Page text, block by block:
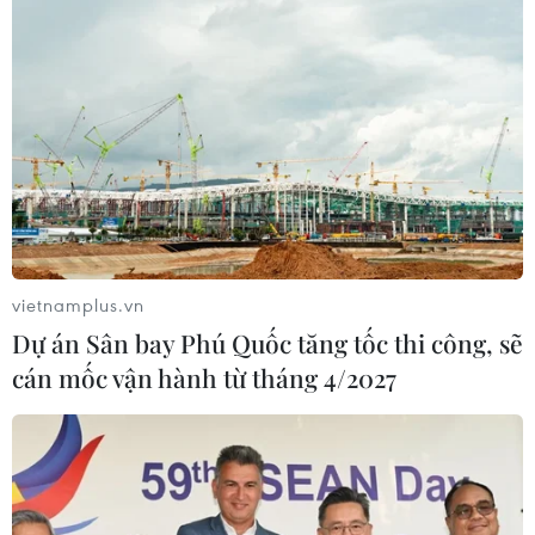
vietnamplus.vn
Dự án Sân bay Phú Quốc tăng tốc thi công, sẽ
cán mốc vận hành từ tháng 4/2027